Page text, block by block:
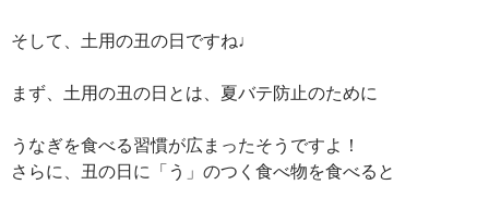
そして、土用の丑の日ですね♩
まず、土用の丑の日とは、夏バテ防止のために
うなぎを食べる習慣が広まったそうですよ！
さらに、丑の日に「う」のつく食べ物を食べると